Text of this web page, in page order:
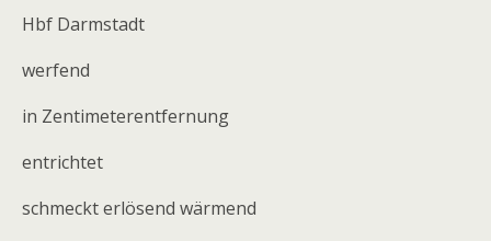
Hbf Darmstadt
werfend
in Zentimeterentfernung
entrichtet
schmeckt erlösend wärmend